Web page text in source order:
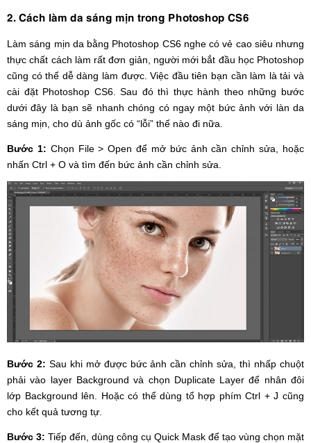
2. Cách làm da sáng mịn trong Photoshop CS6
Làm sáng mịn da bằng Photoshop CS6 nghe có vẻ cao siêu nhưng
thực chất cách làm rất đơn giản, người mới bắt đầu học Photoshop
cũng có thể dễ dàng làm được. Việc đầu tiên bạn cần làm là tải và
cài đặt Photoshop CS6. Sau đó thì thực hành theo những bước
dưới đây là bạn sẽ nhanh chóng có ngay một bức ảnh với làn da
sáng mịn, cho dù ảnh gốc có “lỗi” thế nào đi nữa.
Bước 1: Chọn File > Open để mở bức ảnh cần chỉnh sửa, hoặc
nhấn Ctrl + O và tìm đến bức ảnh cần chỉnh sửa.
Bước 2: Sau khi mở được bức ảnh cần chỉnh sửa, thì nhấp chuột
phải vào layer Background và chọn Duplicate Layer để nhân đôi
lớp Background lên. Hoặc có thể dùng tổ hợp phím Ctrl + J cũng
cho kết quả tương tự.
Bước 3: Tiếp đến, dùng công cụ Quick Mask để tạo vùng chọn mặt